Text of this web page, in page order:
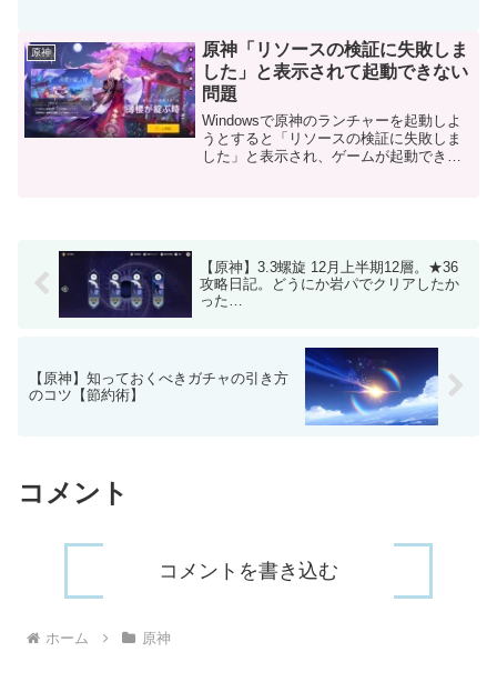
原神
原神「リソースの検証に失敗しま
した」と表示されて起動できない
問題
Windowsで原神のランチャーを起動しよ
うとすると「リソースの検証に失敗しま
した」と表示され、ゲームが起動できな
【原神】3.3螺旋 12月上半期12層。★36
攻略日記。どうにか岩パでクリアしたか
った…
【原神】知っておくべきガチャの引き方
のコツ【節約術】
コメント
コメントを書き込む
ホーム 原神